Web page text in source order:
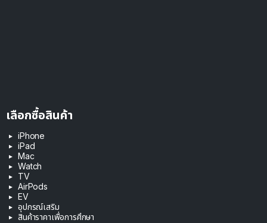
เลือกซื้อสินค้า
iPhone
iPad
Mac
Watch
TV
AirPods
EV
อุปกรณ์เสริม
สินค้าราคาเพื่อการศึกษา